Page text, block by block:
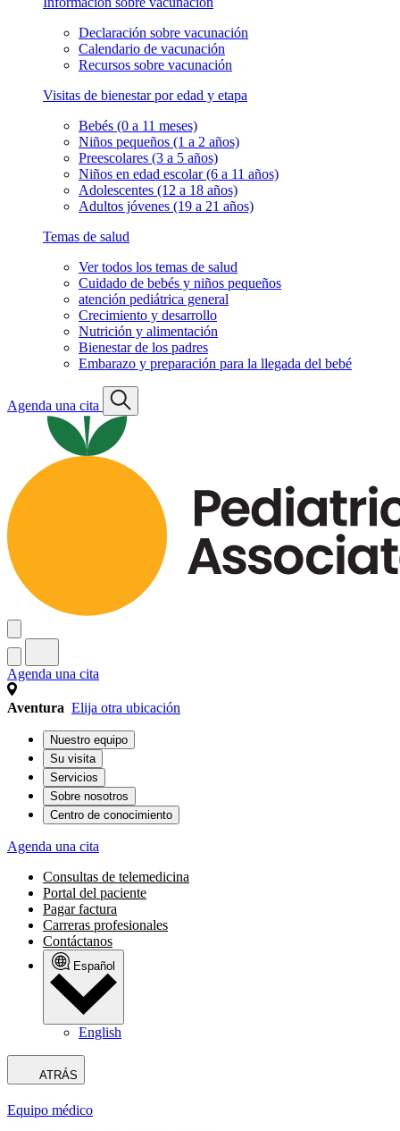
Declaración sobre vacunación
Calendario de vacunación
Recursos sobre vacunación
Visitas de bienestar por edad y etapa
Bebés (0 a 11 meses)
Niños pequeños (1 a 2 años)
Preescolares (3 a 5 años)
Niños en edad escolar (6 a 11 años)
Adolescentes (12 a 18 años)
Adultos jóvenes (19 a 21 años)
Temas de salud
Ver todos los temas de salud
Cuidado de bebés y niños pequeños
atención pediátrica general
Crecimiento y desarrollo
Nutrición y alimentación
Bienestar de los padres
Embarazo y preparación para la llegada del bebé
Agenda una cita
Agenda una cita
Aventura Elija otra ubicación
Nuestro equipo
Su visita
Servicios
Sobre nosotros
Centro de conocimiento
Agenda una cita
Consultas de telemedicina
Portal del paciente
Pagar factura
Carreras profesionales
Contáctanos
Español
English
ATRÁS
Equipo médico